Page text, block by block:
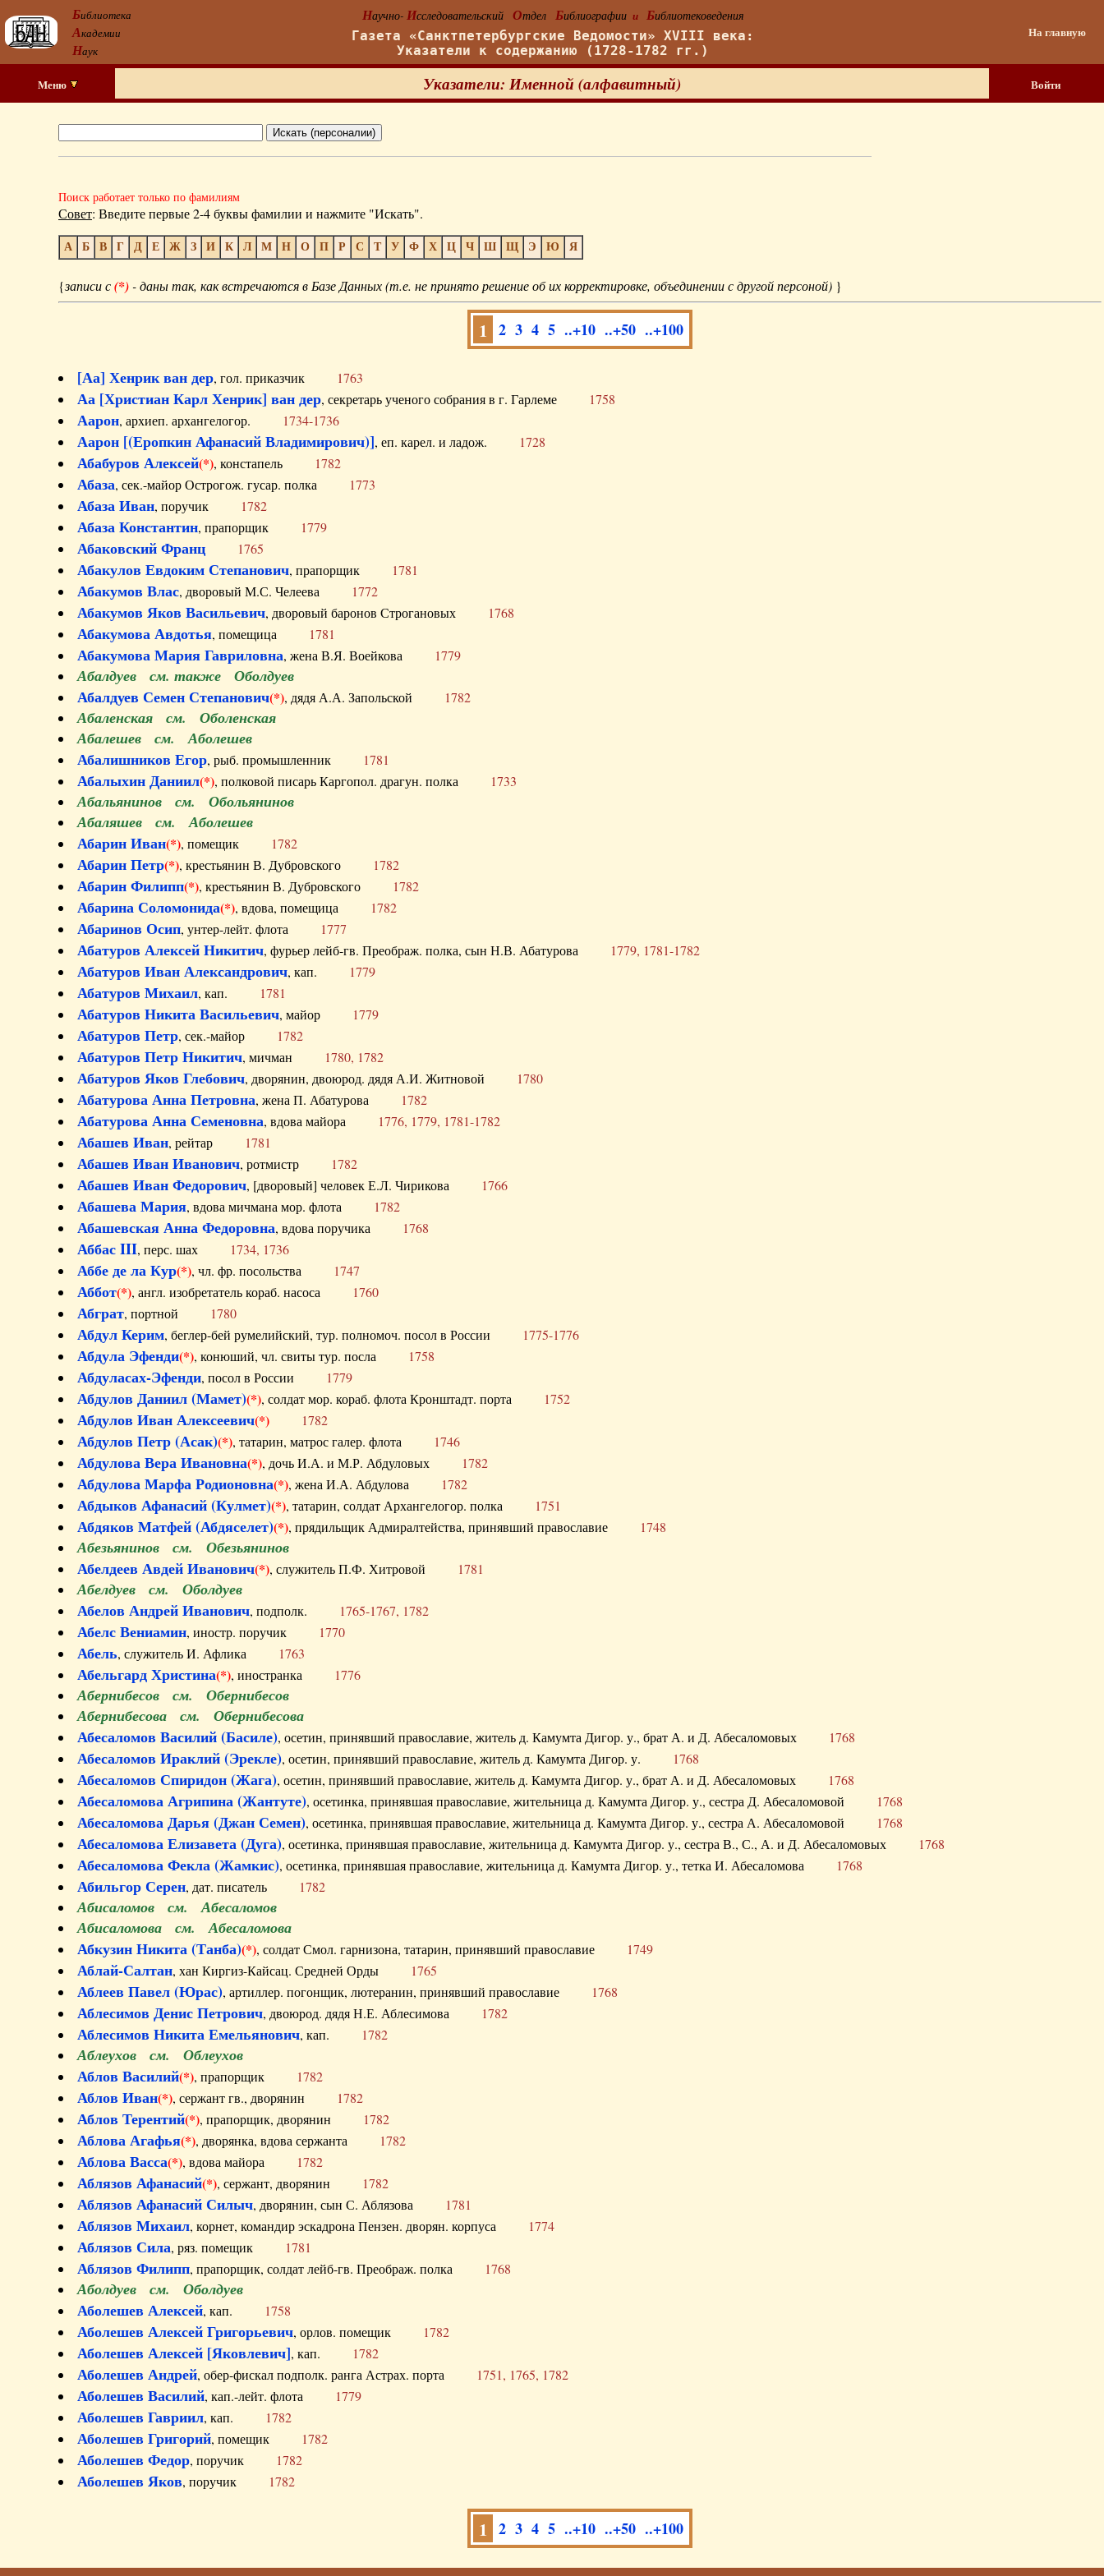
Библиотека
Академии
Наук
Научно- Исследовательский Отдел Библиографии и Библиотековедения
Газета «Санктпетербургские Ведомости» XVIII века:
Указатели к содержанию (1728-1782 гг.)
На главную
Меню Указатели: Именной (алфавитный) Войти
Поиск работает только по фамилиям
Совет: Введите первые 2-4 буквы фамилии и нажмите "Искать".
А Б В Г Д Е Ж З И К Л М Н О П Р С Т У Ф Х Ц Ч Ш Щ Э Ю Я
{записи с(*)- даны так, как встречаются в Базе Данных (т.е. не принято решение об их корректировке, объединении с другой персоной) }
1 2 3 4 5 ..+10 ..+50 ..+100
[Аа] Хенрик ван дер, гол. приказчик 1763
Аа [Христиан Карл Хенрик] ван дер, секретарь ученого собрания в г. Гарлеме 1758
Аарон, архиеп. архангелогор. 1734-1736
Аарон [(Еропкин Афанасий Владимирович)], еп. карел. и ладож. 1728
Абабуров Алексей(*), констапель 1782
Абаза, сек.-майор Острогож. гусар. полка 1773
Абаза Иван, поручик 1782
Абаза Константин, прапорщик 1779
Абаковский Франц 1765
Абакулов Евдоким Степанович, прапорщик 1781
Абакумов Влас, дворовый М.С. Челеева 1772
Абакумов Яков Васильевич, дворовый баронов Строгановых 1768
Абакумова Авдотья, помещица 1781
Абакумова Мария Гавриловна, жена В.Я. Воейкова 1779
Абалдуев см. также Оболдуев
Абалдуев Семен Степанович(*), дядя А.А. Запольской 1782
Абаленская см. Оболенская
Абалешев см. Аболешев
Абалишников Егор, рыб. промышленник 1781
Абалыхин Даниил(*), полковой писарь Каргопол. драгун. полка 1733
Абальянинов см. Обольянинов
Абаляшев см. Аболешев
Абарин Иван(*), помещик 1782
Абарин Петр(*), крестьянин В. Дубровского 1782
Абарин Филипп(*), крестьянин В. Дубровского 1782
Абарина Соломонида(*), вдова, помещица 1782
Абаринов Осип, унтер-лейт. флота 1777
Абатуров Алексей Никитич, фурьер лейб-гв. Преображ. полка, сын Н.В. Абатурова 1779, 1781-1782
Абатуров Иван Александрович, кап. 1779
Абатуров Михаил, кап. 1781
Абатуров Никита Васильевич, майор 1779
Абатуров Петр, сек.-майор 1782
Абатуров Петр Никитич, мичман 1780, 1782
Абатуров Яков Глебович, дворянин, двоюрод. дядя А.И. Житновой 1780
Абатурова Анна Петровна, жена П. Абатурова 1782
Абатурова Анна Семеновна, вдова майора 1776, 1779, 1781-1782
Абашев Иван, рейтар 1781
Абашев Иван Иванович, ротмистр 1782
Абашев Иван Федорович, [дворовый] человек Е.Л. Чирикова 1766
Абашева Мария, вдова мичмана мор. флота 1782
Абашевская Анна Федоровна, вдова поручика 1768
Аббас III, перс. шах 1734, 1736
Аббе де ла Кур(*), чл. фр. посольства 1747
Аббот(*), англ. изобретатель кораб. насоса 1760
Абграт, портной 1780
Абдул Керим, беглер-бей румелийский, тур. полномоч. посол в России 1775-1776
Абдула Эфенди(*), конюший, чл. свиты тур. посла 1758
Абдуласах-Эфенди, посол в России 1779
Абдулов Даниил (Мамет)(*), солдат мор. кораб. флота Кронштадт. порта 1752
Абдулов Иван Алексеевич(*) 1782
Абдулов Петр (Асак)(*), татарин, матрос галер. флота 1746
Абдулова Вера Ивановна(*), дочь И.А. и М.Р. Абдуловых 1782
Абдулова Марфа Родионовна(*), жена И.А. Абдулова 1782
Абдыков Афанасий (Кулмет)(*), татарин, солдат Архангелогор. полка 1751
Абдяков Матфей (Абдяселет)(*), прядильщик Адмиралтейства, принявший православие 1748
Абезьянинов см. Обезьянинов
Абелдеев Авдей Иванович(*), служитель П.Ф. Хитровой 1781
Абелдуев см. Оболдуев
Абелов Андрей Иванович, подполк. 1765-1767, 1782
Абелс Вениамин, иностр. поручик 1770
Абель, служитель И. Афлика 1763
Абельгард Христина(*), иностранка 1776
Абернибесов см. Обернибесов
Абернибесова см. Обернибесова
Абесаломов Василий (Басиле), осетин, принявший православие, житель д. Камумта Дигор. у., брат А. и Д. Абесаломовых 1768
Абесаломов Ираклий (Эрекле), осетин, принявший православие, житель д. Камумта Дигор. у. 1768
Абесаломов Спиридон (Жага), осетин, принявший православие, житель д. Камумта Дигор. у., брат А. и Д. Абесаломовых 1768
Абесаломова Агрипина (Жантуте), осетинка, принявшая православие, жительница д. Камумта Дигор. у., сестра Д. Абесаломовой 1768
Абесаломова Дарья (Джан Семен), осетинка, принявшая православие, жительница д. Камумта Дигор. у., сестра А. Абесаломовой 1768
Абесаломова Елизавета (Дуга), осетинка, принявшая православие, жительница д. Камумта Дигор. у., сестра В., С., А. и Д. Абесаломовых 1768
Абесаломова Фекла (Жамкис), осетинка, принявшая православие, жительница д. Камумта Дигор. у., тетка И. Абесаломова 1768
Абильгор Серен, дат. писатель 1782
Абисаломов см. Абесаломов
Абисаломова см. Абесаломова
Абкузин Никита (Танба)(*), солдат Смол. гарнизона, татарин, принявший православие 1749
Аблай-Салтан, хан Киргиз-Кайсац. Средней Орды 1765
Аблеев Павел (Юрас), артиллер. погонщик, лютеранин, принявший православие 1768
Аблесимов Денис Петрович, двоюрод. дядя Н.Е. Аблесимова 1782
Аблесимов Никита Емельянович, кап. 1782
Аблеухов см. Облеухов
Аблов Василий(*), прапорщик 1782
Аблов Иван(*), сержант гв., дворянин 1782
Аблов Терентий(*), прапорщик, дворянин 1782
Аблова Агафья(*), дворянка, вдова сержанта 1782
Аблова Васса(*), вдова майора 1782
Аблязов Афанасий(*), сержант, дворянин 1782
Аблязов Афанасий Силыч, дворянин, сын С. Аблязова 1781
Аблязов Михаил, корнет, командир эскадрона Пензен. дворян. корпуса 1774
Аблязов Сила, ряз. помещик 1781
Аблязов Филипп, прапорщик, солдат лейб-гв. Преображ. полка 1768
Аболдуев см. Оболдуев
Аболешев Алексей, кап. 1758
Аболешев Алексей Григорьевич, орлов. помещик 1782
Аболешев Алексей [Яковлевич], кап. 1782
Аболешев Андрей, обер-фискал подполк. ранга Астрах. порта 1751, 1765, 1782
Аболешев Василий, кап.-лейт. флота 1779
Аболешев Гавриил, кап. 1782
Аболешев Григорий, помещик 1782
Аболешев Федор, поручик 1782
Аболешев Яков, поручик 1782
1 2 3 4 5 ..+10 ..+50 ..+100